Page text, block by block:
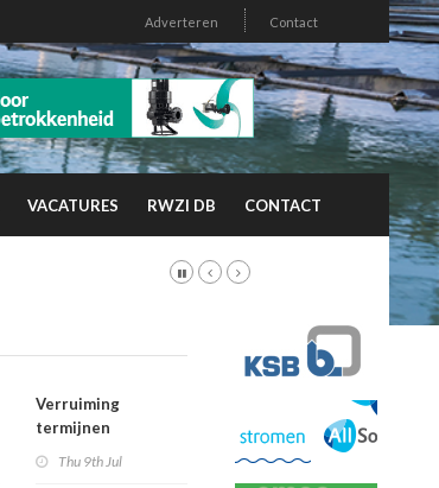
Adverteren Contact
VACATURES RWZI DB CONTACT
Verruiming
termijnen
Thu 9th Jul